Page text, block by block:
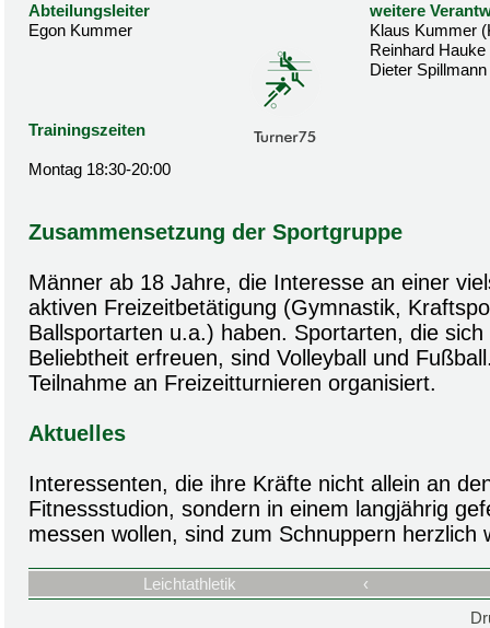
Abteilungsleiter
weitere
Egon Kummer
Klaus Kummer
Reinhard Hauke
Dieter Spillmann
Trainingszeiten
Montag 18:30-20:00
Zusammensetzung der Sportgruppe
Männer ab 18 Jahre, die Interesse an einer
aktiven Freizeitbetätigung (Gymnastik,
Ballsportarten u.a.) haben. Sportarten, die
Beliebtheit erfreuen, sind Volleyball und
Teilnahme an Freizeitturnieren organisiert.
Aktuelles
Interessenten, die ihre Kräfte nicht allein an
Fitnessstudion, sondern in einem langjährig
messen wollen, sind zum Schnuppern herzlich
Leichtathletik
‹